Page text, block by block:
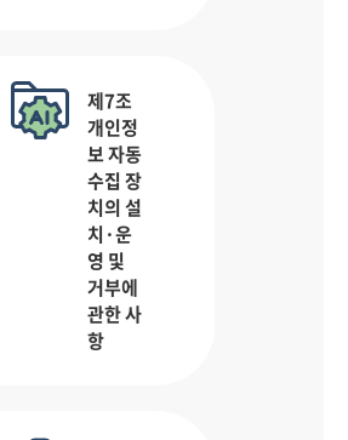
제7조
개인정
보 자동
수집 장
치의 설
치·운
영 및
거부에
관한 사
항